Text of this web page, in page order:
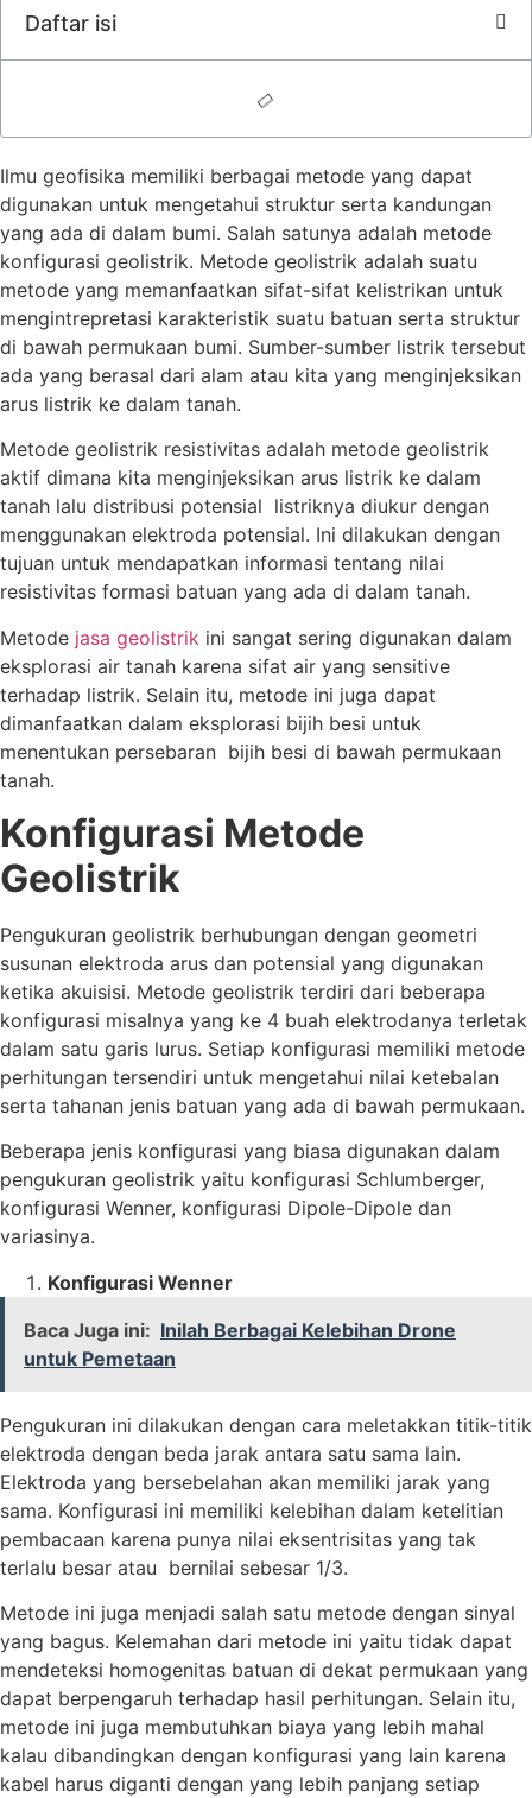
Daftar isi
Ilmu geofisika memiliki berbagai metode yang dapat
digunakan untuk mengetahui struktur serta kandungan
yang ada di dalam bumi. Salah satunya adalah metode
konfigurasi geolistrik. Metode geolistrik adalah suatu
metode yang memanfaatkan sifat-sifat kelistrikan untuk
mengintrepretasi karakteristik suatu batuan serta struktur
di bawah permukaan bumi. Sumber-sumber listrik tersebut
ada yang berasal dari alam atau kita yang menginjeksikan
arus listrik ke dalam tanah.
Metode geolistrik resistivitas adalah metode geolistrik
aktif dimana kita menginjeksikan arus listrik ke dalam
tanah lalu distribusi potensial listriknya diukur dengan
menggunakan elektroda potensial. Ini dilakukan dengan
tujuan untuk mendapatkan informasi tentang nilai
resistivitas formasi batuan yang ada di dalam tanah.
Metode jasa geolistrik ini sangat sering digunakan dalam
eksplorasi air tanah karena sifat air yang sensitive
terhadap listrik. Selain itu, metode ini juga dapat
dimanfaatkan dalam eksplorasi bijih besi untuk
menentukan persebaran bijih besi di bawah permukaan
tanah.
Konfigurasi Metode
Geolistrik
Pengukuran geolistrik berhubungan dengan geometri
susunan elektroda arus dan potensial yang digunakan
ketika akuisisi. Metode geolistrik terdiri dari beberapa
konfigurasi misalnya yang ke 4 buah elektrodanya terletak
dalam satu garis lurus. Setiap konfigurasi memiliki metode
perhitungan tersendiri untuk mengetahui nilai ketebalan
serta tahanan jenis batuan yang ada di bawah permukaan.
Beberapa jenis konfigurasi yang biasa digunakan dalam
pengukuran geolistrik yaitu konfigurasi Schlumberger,
konfigurasi Wenner, konfigurasi Dipole-Dipole dan
variasinya.
Konfigurasi Wenner
Baca Juga ini: Inilah Berbagai Kelebihan Drone
untuk Pemetaan
Pengukuran ini dilakukan dengan cara meletakkan titik-titik
elektroda dengan beda jarak antara satu sama lain.
Elektroda yang bersebelahan akan memiliki jarak yang
sama. Konfigurasi ini memiliki kelebihan dalam ketelitian
pembacaan karena punya nilai eksentrisitas yang tak
terlalu besar atau bernilai sebesar 1/3.
Metode ini juga menjadi salah satu metode dengan sinyal
yang bagus. Kelemahan dari metode ini yaitu tidak dapat
mendeteksi homogenitas batuan di dekat permukaan yang
dapat berpengaruh terhadap hasil perhitungan. Selain itu,
metode ini juga membutuhkan biaya yang lebih mahal
kalau dibandingkan dengan konfigurasi yang lain karena
kabel harus diganti dengan yang lebih panjang setiap